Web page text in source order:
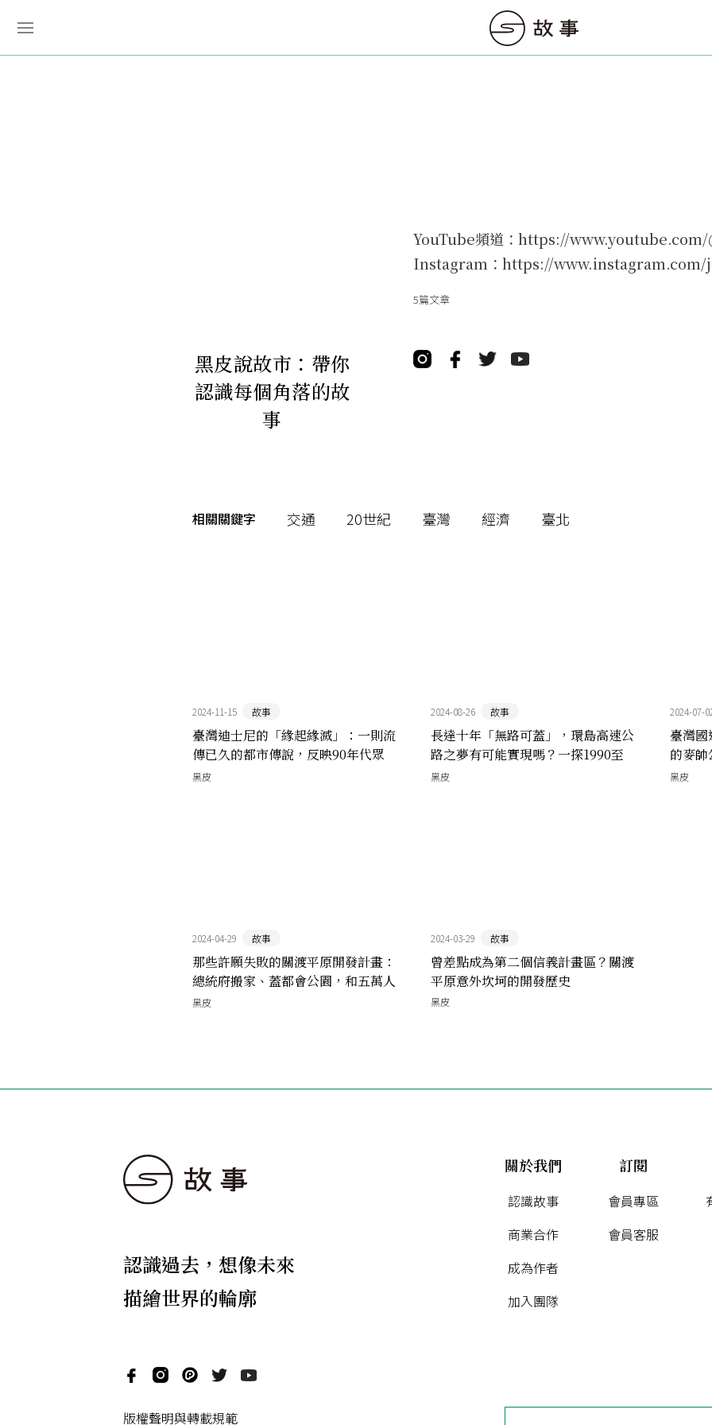
黑皮說故市：帶你
認識每個角落的故
事
YouTube頻道：https://www.youtube.com/
Instagram：https://www.instagram.com/
5篇文章
相關關鍵字 交通 20世紀 臺灣 經濟 臺北
2024-11-15 故事
臺灣迪士尼的「緣起緣滅」：一則流
傳已久的都市傳說，反映90年代眾
人的夢想與限制
黑皮
2024-08-26 故事
長達十年「無路可蓋」，環島高速公
路之夢有可能實現嗎？一探1990至
2020年代的高速公路路網規劃
黑皮
2024-07-
臺灣國
的麥
公路
黑皮
2024-04-29 故事
那些許願失敗的關渡平原開發計畫：
總統府搬家、蓋都會公園，和五萬人
大巨蛋
黑皮
2024-03-29 故事
曾差點成為第二個信義計畫區？關渡
平原意外坎坷的開發歷史
黑皮
認識過去，想像未來
描繪世界的輪廓
關於我們
認識故事
商業合作
成為作者
加入團隊
訂閱
會員專區
會員客服
版權聲明與轉載規範